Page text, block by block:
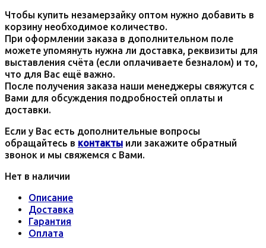
Чтобы купить незамерзайку оптом нужно добавить в
корзину необходимое количество.
При оформлении заказа в дополнительном поле
можете упомянуть нужна ли доставка, реквизиты для
выставления счёта (если оплачиваете безналом) и то,
что для Вас ещё важно.
После получения заказа наши менеджеры свяжутся с
Вами для обсуждения подробностей оплаты и
доставки.
Если у Вас есть дополнительные вопросы
обращайтесь в контакты или закажите обратный
звонок и мы свяжемся с Вами.
Нет в наличии
Описание
Доставка
Гарантия
Оплата